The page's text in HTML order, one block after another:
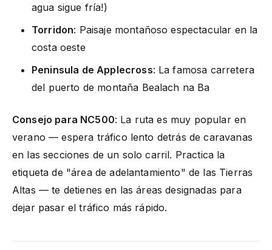
agua sigue fría!)
Torridon: Paisaje montañoso espectacular en la
costa oeste
Peninsula de Applecross: La famosa carretera
del puerto de montaña Bealach na Ba
Consejo para NC500: La ruta es muy popular en
verano — espera tráfico lento detrás de caravanas
en las secciones de un solo carril. Practica la
etiqueta de "área de adelantamiento" de las Tierras
Altas — te detienes en las áreas designadas para
dejar pasar el tráfico más rápido.